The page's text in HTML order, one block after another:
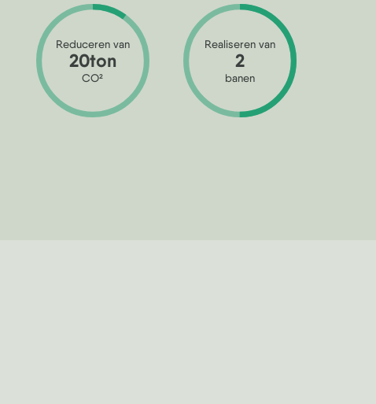
Reduceren van
20ton
CO2
Realiseren van
2
banen